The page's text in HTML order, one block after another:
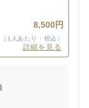
8,500円
（1人あたり・税込）
詳細を見る